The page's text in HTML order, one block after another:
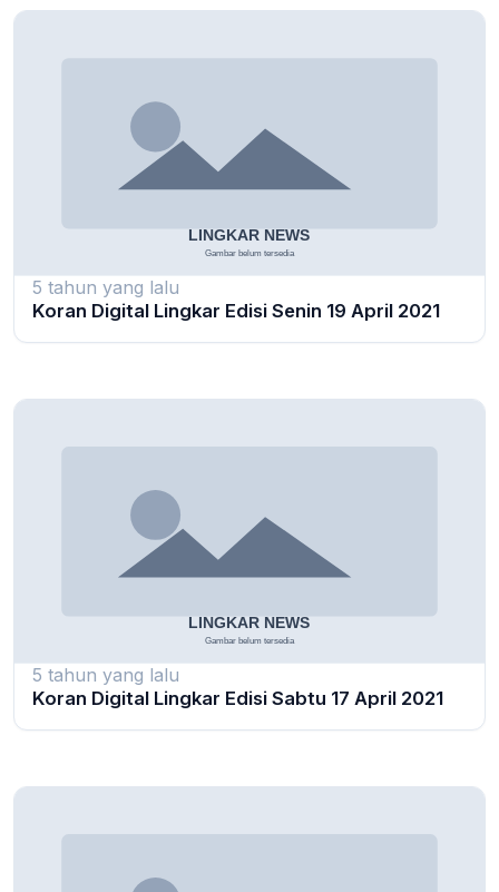
5 tahun yang lalu
Koran Digital Lingkar Edisi Senin 19 April 2021
5 tahun yang lalu
Koran Digital Lingkar Edisi Sabtu 17 April 2021